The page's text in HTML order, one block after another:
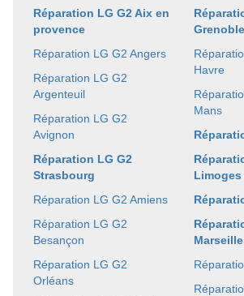
Réparation LG G2 Aix en
provence
Réparation LG G2 Angers
Réparation LG G2
Argenteuil
Réparation LG G2
Avignon
Réparation LG G2
Strasbourg
Réparation LG G2 Amiens
Réparation LG G2
Besançon
Réparation LG G2
Orléans
Grenoble
Havre
Mans
Limoges
Marseille